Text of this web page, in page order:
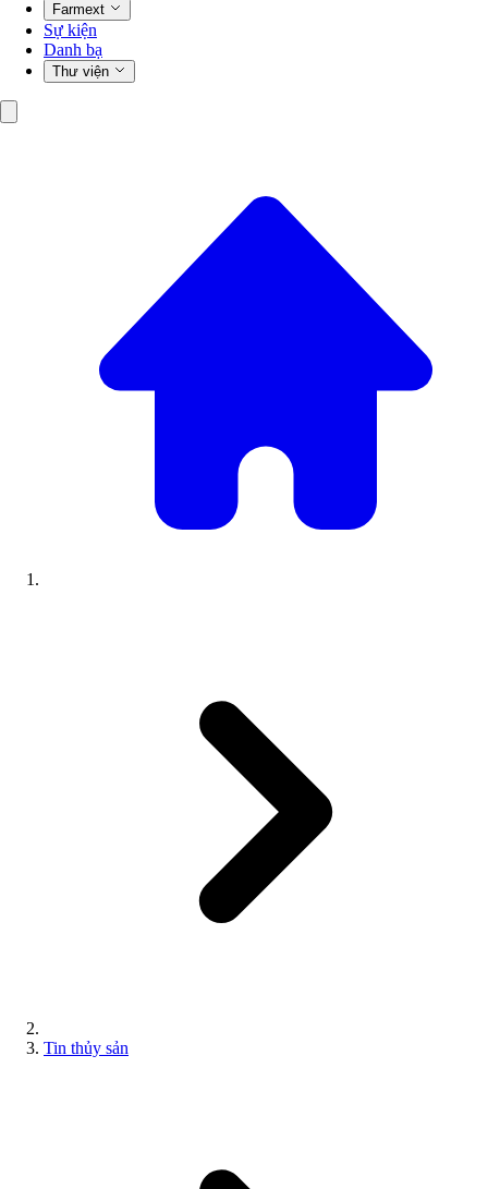
Farmext
Sự kiện
Danh bạ
Thư viện
Tin thủy sản